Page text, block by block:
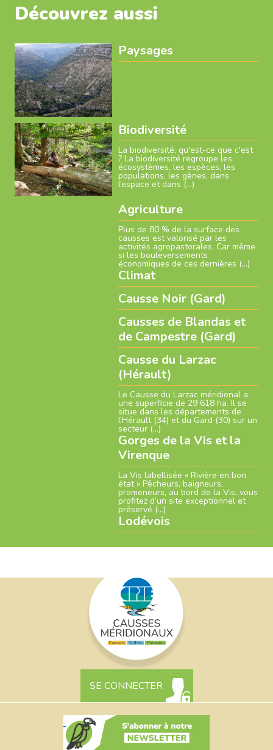
Découvrez aussi
Paysages
Biodiversité
La biodiversité, qu'est-ce que c'est
? La biodiversité regroupe les
écosystèmes, les espèces, les
populations, les gènes, dans
l’espace et dans (…)
Agriculture
Plus de 80 % de la surface des
causses est valorisé par les
activités agropastorales. Car même
si les bouleversements
économiques de ces dernières (…)
Climat
Causse Noir (Gard)
Causses de Blandas et
de Campestre (Gard)
Causse du Larzac
(Hérault)
Le Causse du Larzac méridional a
une superficie de 29 618 ha. Il se
situe dans les départements de
l’Hérault (34) et du Gard (30) sur un
secteur (…)
Gorges de la Vis et la
Virenque
La Vis labellisée « Rivière en bon
état » Pêcheurs, baigneurs,
promeneurs, au bord de la Vis, vous
profitez d’un site exceptionnel et
préservé (…)
Lodévois
SE CONNECTER